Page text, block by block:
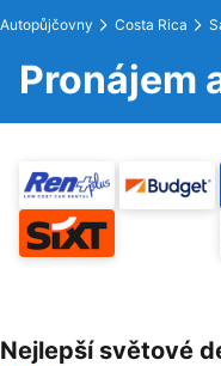
Autopůjčovny Costa Rica
Pronájem
Nejlepší světové